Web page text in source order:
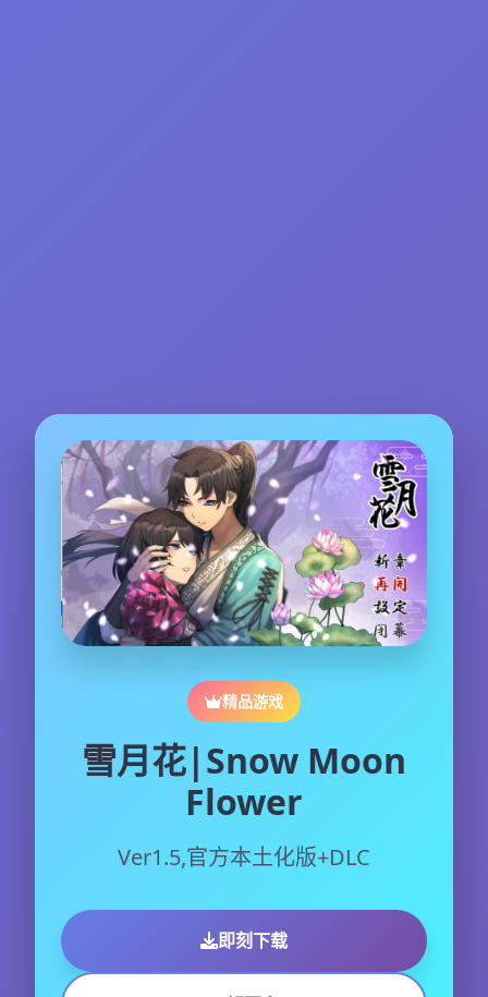
精品游戏
雪月花|Snow Moon
Flower
Ver1.5,官方本土化版+DLC
即刻下载